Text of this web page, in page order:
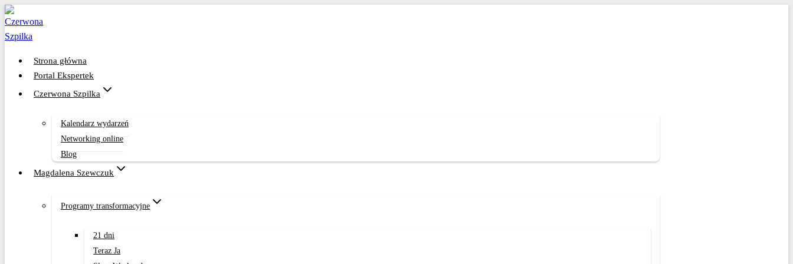
Przejdź
do
treści
Strona główna
Portal Ekspertek
Czerwona Szpilka
Kalendarz wydarzeń
Networking online
Blog
Magdalena Szewczuk
Programy transformacyjne
21 dni
Teraz Ja